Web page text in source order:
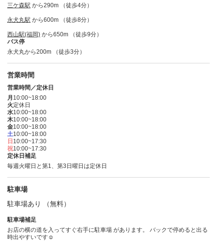
三ケ森駅 から290m （徒歩4分）
永犬丸駅 から600m （徒歩8分）
西山駅(福岡) から650m （徒歩9分）
バス停
永犬丸から200m （徒歩3分）
営業時間
営業時間／定休日
月 10:00~18:00
火定休日
水10:00~18:00
木10:00~18:00
金10:00~18:00
土10:00~18:00
日 10:00~17:30
祝10:00~17:30
定休日補足
毎週火曜日と第1、第3日曜日は定休日
駐車場
駐車場あり （無料）
駐車場補足
お店の横の道を入ってすぐ右手に駐車場 があります。 バックで停めると出る
時出やすいです☺️